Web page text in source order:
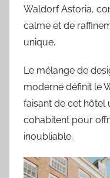
Waldorf Astoria,
calme et de
unique.
Le mélange de
moderne définit le
faisant de cet hôtel
cohabitent pour
inoubliable.